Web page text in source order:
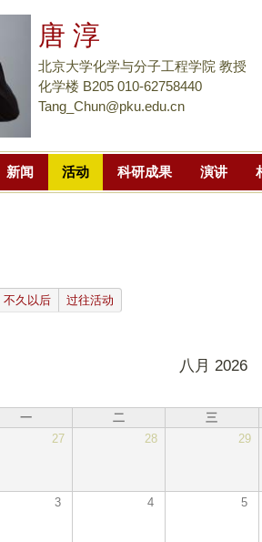
到
主
唐 淳
北京大学化学与分子工程学院 教授
化学楼 B205 010-62758440
Tang_Chun@pku.edu.cn
新闻 活动 科研成果 演讲
不久以后 过往活动
八月 2026
一 二
三
27 28 29
3 4 5